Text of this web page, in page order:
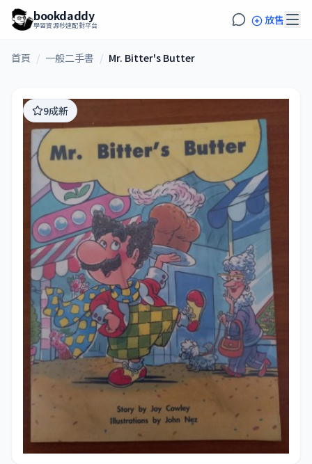
bookdaddy
學習資源秒速配對平台 放售
首頁 / 一般二手書 / Mr. Bitter's Butter
9成新